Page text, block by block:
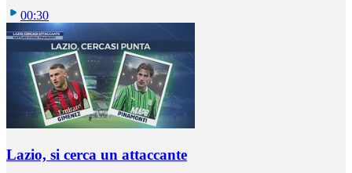
00:30
Lazio, si cerca un attaccante